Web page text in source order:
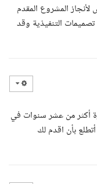
المشروع المقدم
التنفيذية وقد
أكثر من عشر سنوات في
بأن اقدم لك